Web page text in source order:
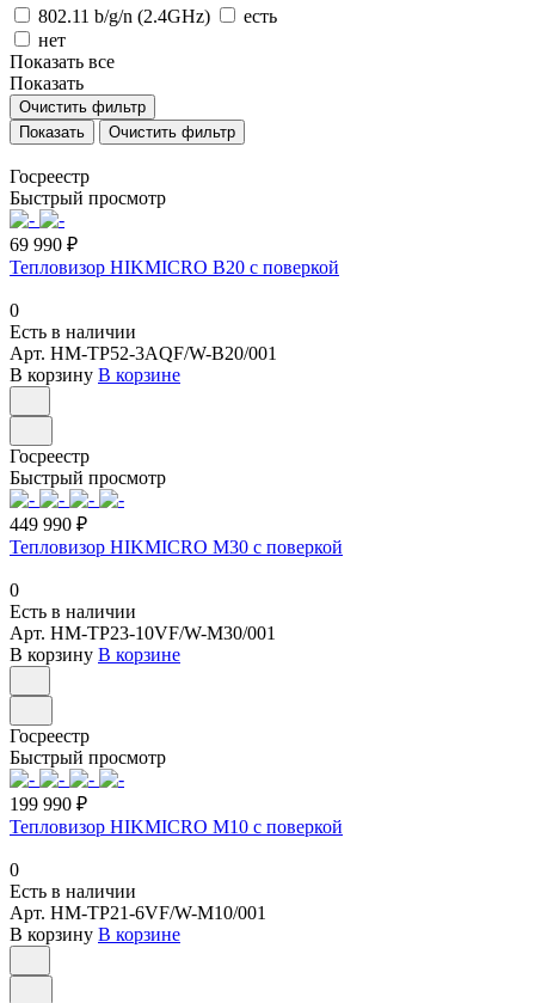
802.11 b/g/n (2.4GHz)
есть
нет
Показать все
Показать
Очистить фильтр
Очистить фильтр
Госреестр
Быстрый просмотр
69 990 ₽
Тепловизор HIKMICRO B20 с поверкой
0
Есть в наличии
Арт. HM-TP52-3AQF/W-B20/001
В корзину В корзине
Госреестр
Быстрый просмотр
449 990 ₽
Тепловизор HIKMICRO M30 с поверкой
0
Есть в наличии
Арт. HM-TP23-10VF/W-M30/001
В корзину В корзине
Госреестр
Быстрый просмотр
199 990 ₽
Тепловизор HIKMICRO M10 с поверкой
0
Есть в наличии
Арт. HM-TP21-6VF/W-M10/001
В корзину В корзине